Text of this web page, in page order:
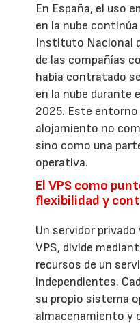
En España, el uso
en la nube
Instituto Nacional
de las compañías
había contratado
en la nube durante
2025. Este entorno
alojamiento no
sino como una
operativa.
El VPS como
flexibilidad y
Un servidor
VPS, divide
recursos de un
independientes.
su propio sistema
almacenamiento y